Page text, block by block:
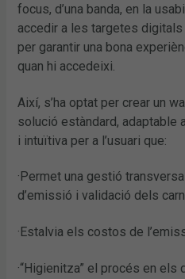
focus, d’una banda, en la
accedir a les targetes digitals
per garantir una bona
quan hi accedeixi.
Així, s’ha optat per crear un
solució estàndard, adaptable
i intuïtiva per a l’usuari que:
·Permet una gestió
d’emissió i validació dels
·Estalvia els costos de
·“Higienitza” el procés en